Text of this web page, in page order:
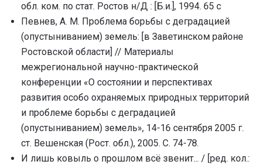
обл. ком. по стат. Ростов н/Д : [Б.и.], 1994. 65 с
Певнев, А. М. Проблема борьбы с деградацией
(опустыниванием) земель: [в Заветинском районе
Ростовской области] // Материалы
межрегиональной научно-практической
конференции «О состоянии и перспективах
развития особо охраняемых природных территорий
и проблеме борьбы с деградацией
(опустыниванием) земель», 14-16 сентября 2005 г.
ст. Вешенская (Рост. обл.), 2005. С. 74-78.
И лишь ковыль о прошлом всё звенит... / [ред. кол.: